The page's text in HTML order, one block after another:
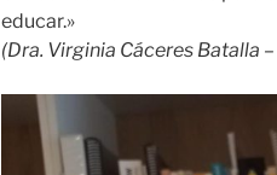
educar.»
(Dra. Virginia Cáceres Batalla